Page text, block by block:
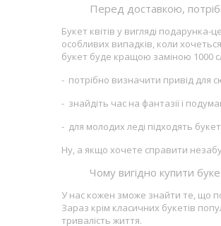
Перед доставкою,
Букет квітів у вигляді подарунка-
особливих випадків, коли
букет буде кращою заміною 1000
- потрібно визначити привід для
- знайдіть час на фантазії і
- для молодих леді підходять
Ну, а якщо хочете справити
Чому вигідно купити
У нас кожен зможе знайти те, що
Зараз крім класичних букетів
тривалість життя.